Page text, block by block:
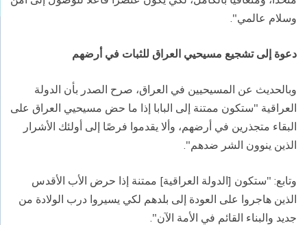
وسلام عالمي".
دعوة إلى تشجيع مسيحيي العراق للثبات في أرضهم
وبالحديث عن المسيحيين في العراق، صرح الصدر بأن الدولة
العراقية "ستكون ممتنة إلى البابا إذا ما حض مسيحيي العراق على
البقاء متجذرين في أرضهم، وألا يقدموا فرصًا إلى أولئك الأشرار
الذين ينوون الشر ضدهم".
وتابع: "ستكون [الدولة العراقية] ممتنة إذا حرض الأب الأقدس
الذين هاجروا على العودة إلى بلدهم لكي يسيروا درب الولادة من
جديد والبناء القائم في الأمة الآن".